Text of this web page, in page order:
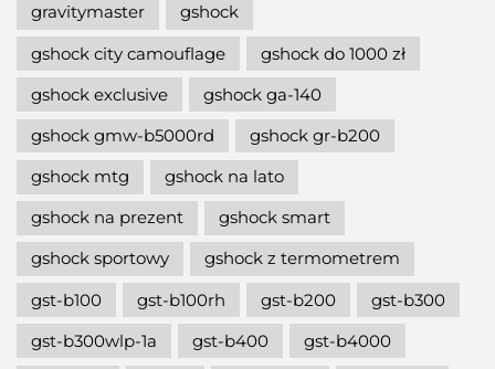
gravitymaster
gshock
gshock city camouflage
gshock do 1000 zł
gshock exclusive
gshock ga-140
gshock gmw-b5000rd
gshock gr-b200
gshock mtg
gshock na lato
gshock na prezent
gshock smart
gshock sportowy
gshock z termometrem
gst-b100
gst-b100rh gst-b200
gst-b300
gst-b300wlp-1a
gst-b400
gst-b4000